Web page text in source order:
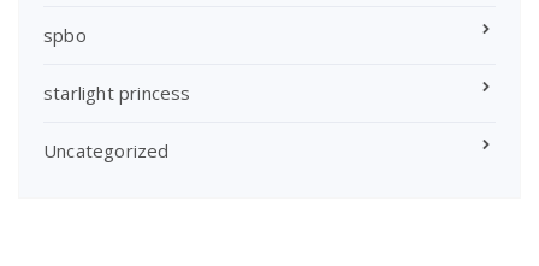
spbo
starlight princess
Uncategorized